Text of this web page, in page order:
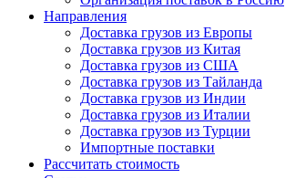
Направления
Доставка грузов из Европы
Доставка грузов из Китая
Доставка грузов из США
Доставка грузов из Тайланда
Доставка грузов из Индии
Доставка грузов из Италии
Доставка грузов из Турции
Импортные поставки
Рассчитать стоимость